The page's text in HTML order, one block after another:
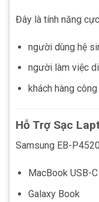
Đây là tính năng
người dùng hệ
người làm việc
khách hàng
Hỗ Trợ Sạc
Samsung EB-
MacBook USB-C
Galaxy Book